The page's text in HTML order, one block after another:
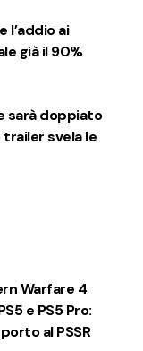
l’addio ai
già il 90%
sarà doppiato
trailer svela le
Warfare 4
e PS5 Pro:
al PSSR